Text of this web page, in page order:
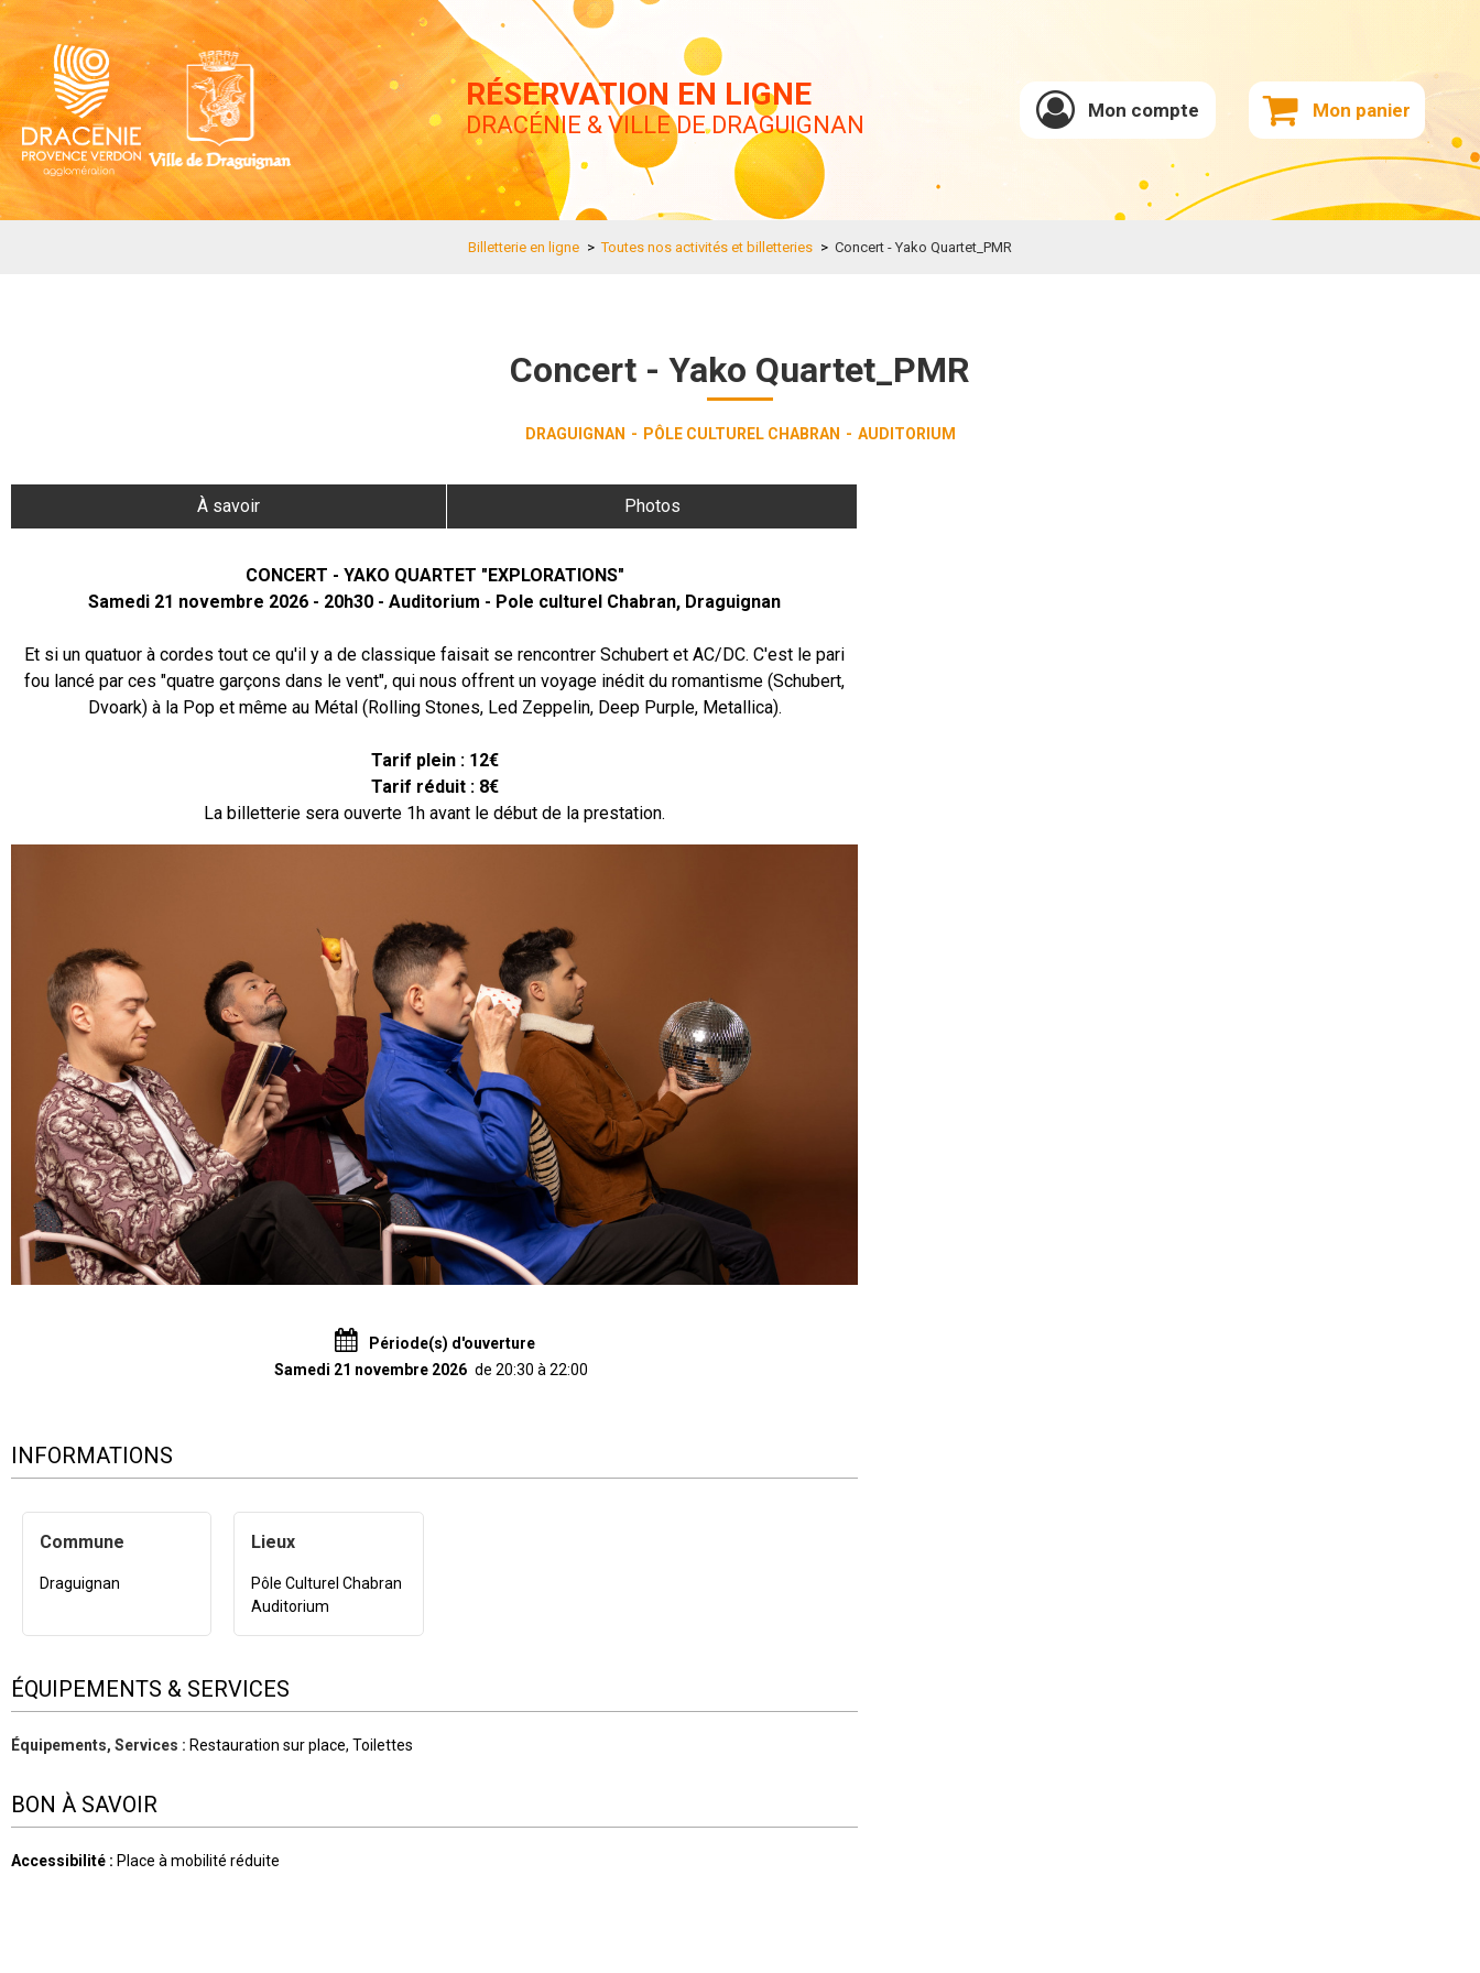
RÉSERVATION EN LIGNE
DRACÉNIE & VILLE DE DRAGUIGNAN
Mon compte Mon panier
Billetterie en ligne > Toutes nos activités et billetteries > Concert - Yako Quartet_PMR
Concert - Yako Quartet_PMR
DRAGUIGNAN PÔLE CULTUREL CHABRAN AUDITORIUM
À savoir Photos
CONCERT - YAKO QUARTET "EXPLORATIONS"
Samedi 21 novembre 2026 - 20h30 - Auditorium - Pole culturel Chabran, Draguignan
Et si un quatuor à cordes tout ce qu'il y a de classique faisait se rencontrer Schubert et AC/DC. C'est le pari
fou lancé par ces "quatre garçons dans le vent", qui nous offrent un voyage inédit du romantisme (Schubert,
Dvoark) à la Pop et même au Métal (Rolling Stones, Led Zeppelin, Deep Purple, Metallica).
Tarif plein : 12€
Tarif réduit : 8€
La billetterie sera ouverte 1h avant le début de la prestation.
Période(s) d'ouverture
Samedi 21 novembre 2026 de 20:30 à 22:00
INFORMATIONS
Commune
Draguignan
Lieux
Pôle Culturel Chabran
Auditorium
ÉQUIPEMENTS & SERVICES
Équipements, Services : Restauration sur place Toilettes
BON À SAVOIR
Accessibilité : Place à mobilité réduite